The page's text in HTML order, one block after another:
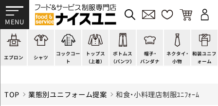
エプロン
スモック風
厨房用
ラップエプロン
シャツ
Tシャツ
ポロシャツ
和風シャツ(Asian)コックコー
ト
スタンダード
ファッション
キッズ
トップス
（上着）
調理白衣
カットソー
ジャンバー
ボトムス
（パンツ）
ワンピース
厨房シューズ
フロアシューズ
帽子・
バンダナ
コック帽
衛生帽子
ヘアネット
ネクタイ・
小物
蝶ネクタイ
リボン・スカーフ
クロスタイ
和装ユニフ
ォーム
草履、足袋など
着付小物
きもの
TOP 業態別ユニフォーム提案 和食・小料理店制服ﾕﾆﾌｫｰﾑ